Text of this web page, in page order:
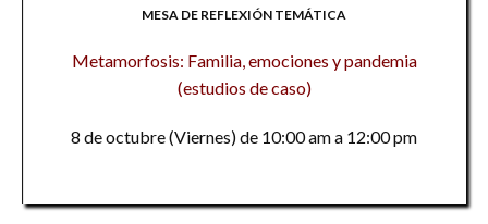
MESA DE REFLEXIÓN TEMÁTICA
Metamorfosis: Familia, emociones y pandemia
(estudios de caso)
8 de octubre (Viernes) de 10:00 am a 12:00 pm